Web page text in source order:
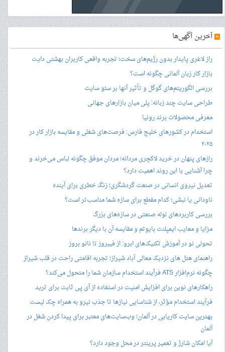
»آخرین آگهی‌ها
راز لاغری پایدار بدون رژیم‌های سخت؛ تجربه واقعی کاربران بهشتی دایت
بازار کار زبان آلمانی چگونه است؟
بررسی الگوریتم‌های گوگل و تأثیر آنها بر سئو سایت
طراحی سایت چند زبانه: پلی میان بازارهای جهانی
معرفی محصولات برند رونیا
استخدام در کشورهای خلیج فارس: فرصت‌های شغلی و مقایسه بازار کار در
۲۰۲۵
رازهای پنهان در خرید لاکچری مردانه؛ مردان موفق چگونه لباس می‌خرند و
چرا آشنایی با این روند اهمیت دارد؟
تعدیل نیروی انسانی در صنعت گردشگری؛ زنگ خطری برای آینده
ناودانی یا نبشی؛ کدام مقطع برای سازه شما مناسب‌تر است؟
بررسی کاربردهای لوله صنعتی در سازه‌های بزرگ
مزایا و معایب ایمپلنت بایوتم و مقایسه آن با دیگر برندها
تحولی نو در آموزش تکنیک‌های ابرو: از فیبروز تا نانو بروز
راهنمای هتل های نزدیک معالی آباد شیراز؛ تجربه اقامتی راحت در قلب شیراز
چگونه نرم‌افزار ATS فرآیند استخدام سازمان شما را متحول می‌کند؟
راهکارهای نوین برای افزایش امنیت در استفاده از آی پی ثابت برای ترید
فرآیند استخدام مؤثر، از شناسایی نیازها تا جذب نیرو به همراه چک لیست
بهترین سایت کاریابی در آلمان؛ وب‌سایت‌های معتبر برای پیدا کردن شغل در
آلمان
آیا امکان شارژ و تعمیر پرینتر در محل وجود دارد؟